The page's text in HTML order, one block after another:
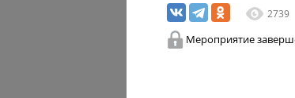
2739
Мероприятие